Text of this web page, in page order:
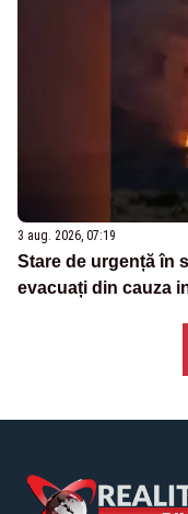
3 aug. 2026, 07:19
Stare de urgență în
evacuați din cauza